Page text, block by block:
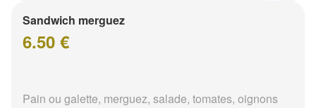
Sandwich merguez
6.50 €
Pain ou galette, merguez, salade, tomates, oignons